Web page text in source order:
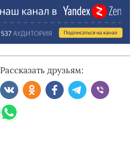
Рассказать друзьям: